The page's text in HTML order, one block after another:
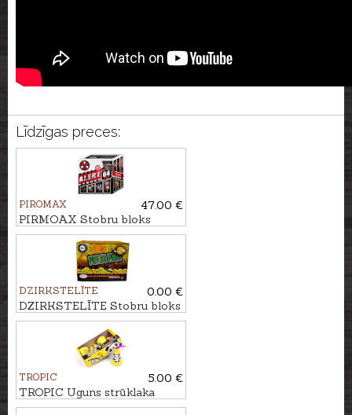
Līdzīgas preces:
PIROMAX
47.00 €
PIRMOAX Stobru bloks
ALERT, 64 - ŠĀV.
DZIRKSTELĪTE
0.00 €
DZIRKSTELĪTE Stobru bloks
PRIEKA PAKA, 64 - ŠĀV.
TROPIC
5.00 €
TROPIC Uguns strūklaka
PANDA